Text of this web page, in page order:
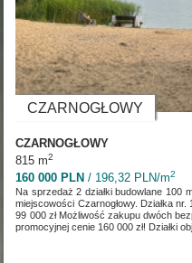
CZARNOGŁOWY
CZARNOGŁOWY
815 m2
160 000 PLN / 196,32 PLN/m2
Na sprzedaż 2 działki budowlane 100
miejscowości Czarnogłowy. Działka nr.
99 000 zł Możliwość zakupu dwóch
promocyjnej cenie 160 000 zł! Działki